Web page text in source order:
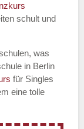
schult und
was
in Berlin
für Singles
eine tolle